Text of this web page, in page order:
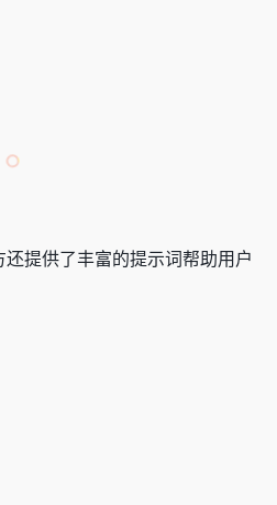
提供了丰富的提示词帮助用户